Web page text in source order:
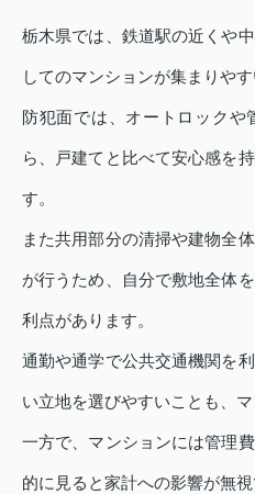
栃木県では、鉄道駅の近くや
してのマンションが集まりやす
防犯面では、オートロックや
ら、戸建てと比べて安心感を
す。
また共用部分の清掃や建物全
が行うため、自分で敷地全体
利点があります。
通勤や通学で公共交通機関を
い立地を選びやすいことも、
一方で、マンションには管理
的に見ると家計への影響が無視